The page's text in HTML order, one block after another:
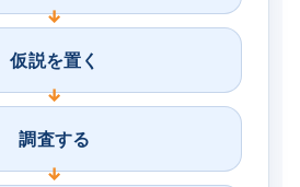
仮説を置く
調査する